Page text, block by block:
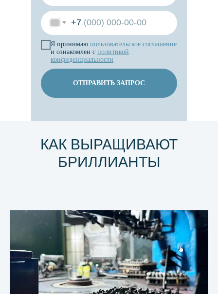
+7
Я принимаю пользовательское соглашение
и ознакомлен с политикой
конфиденциальности
ОТПРАВИТЬ ЗАПРОС
КАК ВЫРАЩИВАЮТ
БРИЛЛИАНТЫ